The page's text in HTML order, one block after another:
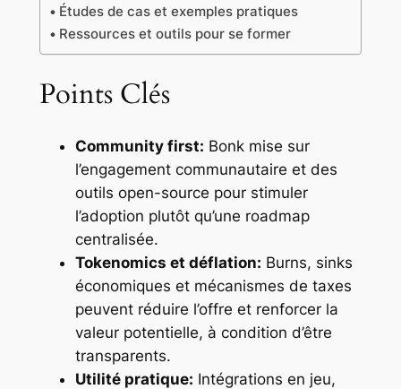
Études de cas et exemples pratiques
Ressources et outils pour se former
Points Clés
Community first: Bonk mise sur
l’engagement communautaire et des
outils open-source pour stimuler
l’adoption plutôt qu’une roadmap
centralisée.
Tokenomics et déflation: Burns, sinks
économiques et mécanismes de taxes
peuvent réduire l’offre et renforcer la
valeur potentielle, à condition d’être
transparents.
Utilité pratique: Intégrations en jeu,